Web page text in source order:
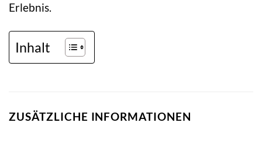
Erlebnis.
Inhalt
ZUSÄTZLICHE INFORMATIONEN